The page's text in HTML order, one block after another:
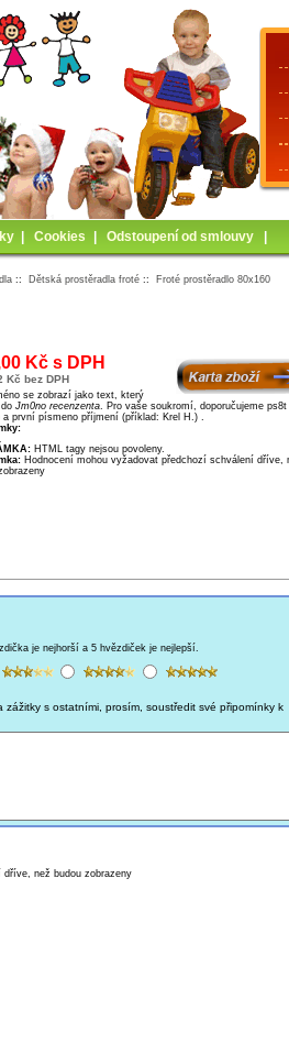
Cookies Odstoupení od smlouvy
:: Dětská prostěradla froté :: Froté prostěradlo 80x160
Kč s DPH
Kč bez DPH
se zobrazí jako text, který
doJm0no recenzenta. Pro vaše soukromí, doporučujeme ps8t
a první písmeno příjmení (příklad: Krel H.) .
HTML tagy nejsou povoleny.
je nejhorší a 5 hvězdiček je nejlepší.
s ostatními, prosím, soustředit své připomínky k
než budou zobrazeny